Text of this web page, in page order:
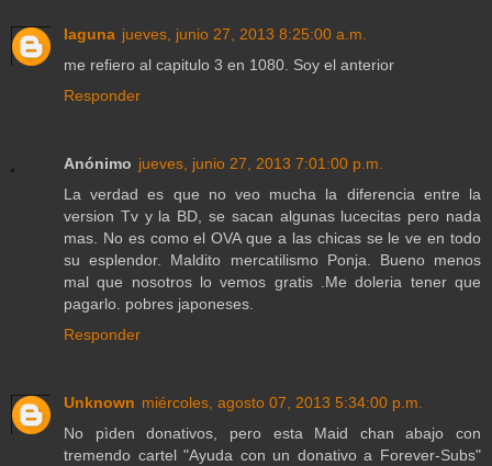
laguna jueves, junio 27, 2013 8:25:00 a.m.
me refiero al capitulo 3 en 1080. Soy el anterior
Responder
Anónimo jueves, junio 27, 2013 7:01:00 p.m.
La verdad es que no veo mucha la diferencia entre la
version Tv y la BD, se sacan algunas lucecitas pero nada
mas. No es como el OVA que a las chicas se le ve en todo
su esplendor. Maldito mercatilismo Ponja. Bueno menos
mal que nosotros lo vemos gratis .Me doleria tener que
pagarlo. pobres japoneses.
Responder
Unknown miércoles, agosto 07, 2013 5:34:00 p.m.
No pìden donativos, pero esta Maid chan abajo con
tremendo cartel "Ayuda con un donativo a Forever-Subs"